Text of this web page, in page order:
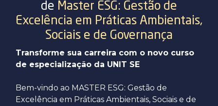
de Master ESG: Gestão de
Excelência em Práticas Ambientais,
Sociais e de Governança
Transforme sua carreira com o novo curso
de especialização da UNIT SE
Bem-vindo ao MASTER ESG: Gestão de
Excelência em Práticas Ambientais, Sociais e de